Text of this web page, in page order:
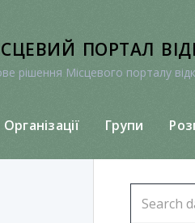
портал
рішення Місцевого порталу
Організації Групи